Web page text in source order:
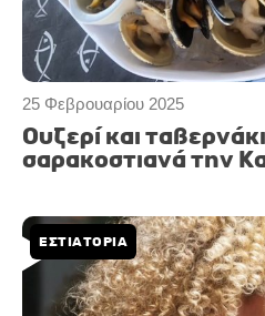
25 Φεβρουαρίου 2025
Ουζερί και
σαρακοστιανά την
ΕΣΤΙΑΤΟΡΙΑ